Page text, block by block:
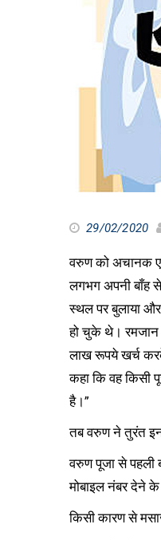
29/02/2020
वरुण को अचानक
लगभग अपनी बाँह
स्थल पर बुलाया
हो चुके थे। रमजान
लाख रूपये खर्च
कहा कि वह किसी
है।”
तब वरुण ने तुरंत
वरुण पूजा से पहली
मोबाइल नंबर देने
किसी कारण से